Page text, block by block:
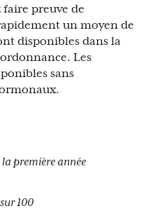
faire preuve de
un moyen de
disponibles dans la
Les
sans
la première année
100